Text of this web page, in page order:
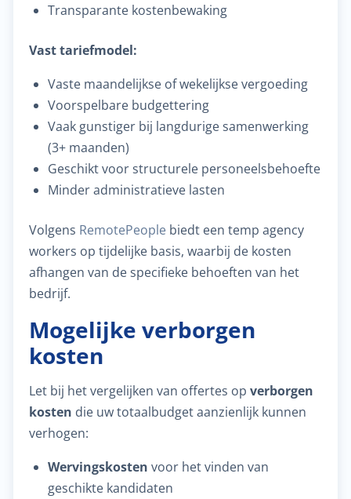
Transparante kostenbewaking
Vast tariefmodel:
Vaste maandelijkse of wekelijkse vergoeding
Voorspelbare budgettering
Vaak gunstiger bij langdurige samenwerking
(3+ maanden)
Geschikt voor structurele personeelsbehoefte
Minder administratieve lasten
Volgens RemotePeople biedt een temp agency
workers op tijdelijke basis, waarbij de kosten
afhangen van de specifieke behoeften van het
bedrijf.
Mogelijke verborgen
kosten
Let bij het vergelijken van offertes op verborgen
kosten die uw totaalbudget aanzienlijk kunnen
verhogen:
Wervingskosten voor het vinden van
geschikte kandidaten